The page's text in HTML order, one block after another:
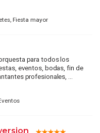
Fiesta mayor
para todos los
eventos, bodas, fin de
profesionales, ...